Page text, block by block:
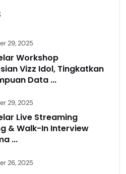
29, 2025
Workshop
Vizz Idol, Tingkatkan
Data ...
29, 2025
Live Streaming
& Walk-In Interview
...
26, 2025